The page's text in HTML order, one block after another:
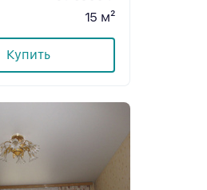
15 м²
Купить